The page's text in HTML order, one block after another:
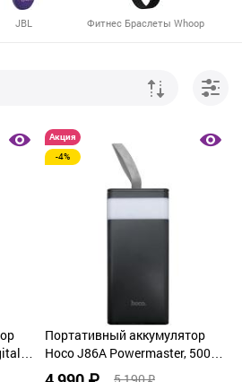
JBL Фитнес Браслеты Whoop
Акция
-4%
Портативный аккумулятор
Hoco J86A Powermaster, 50000
мАч